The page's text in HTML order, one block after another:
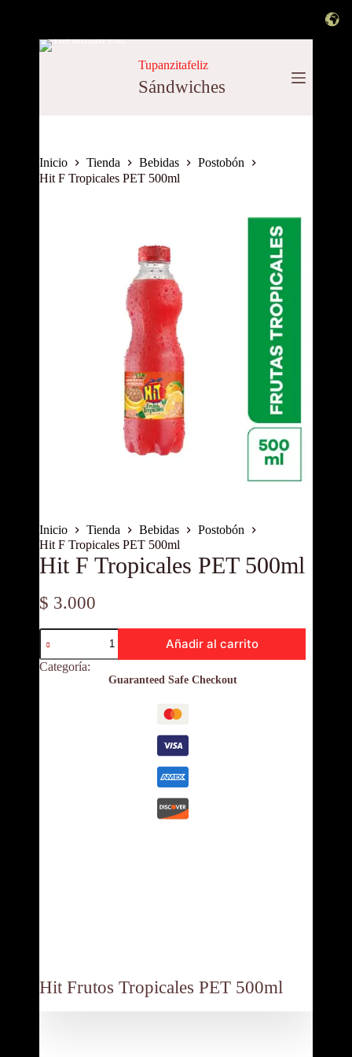
Saltar
Tupanzitafeliz
Sándwiches
Inicio Tienda Bebidas
Postobón
Hit F Tropicales PET 500ml
Inicio Tienda Bebidas
Postobón
Hit F Tropicales PET 500ml
Hit F Tropicales PET 500ml
$ 3.000
Hit
Tropicales
PET
Añadir al carrito
Categoría:
Guaranteed Safe Checkout
Hit Frutos Tropicales PET 500ml
Contáctanos: